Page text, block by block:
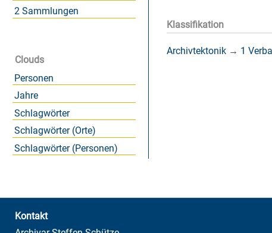
2 Sammlungen
Clouds
Personen
Jahre
Schlagwörter
Schlagwörter (Orte)
Schlagwörter (Personen)
Klassifikation
Archivtektonik → 1
Kontakt